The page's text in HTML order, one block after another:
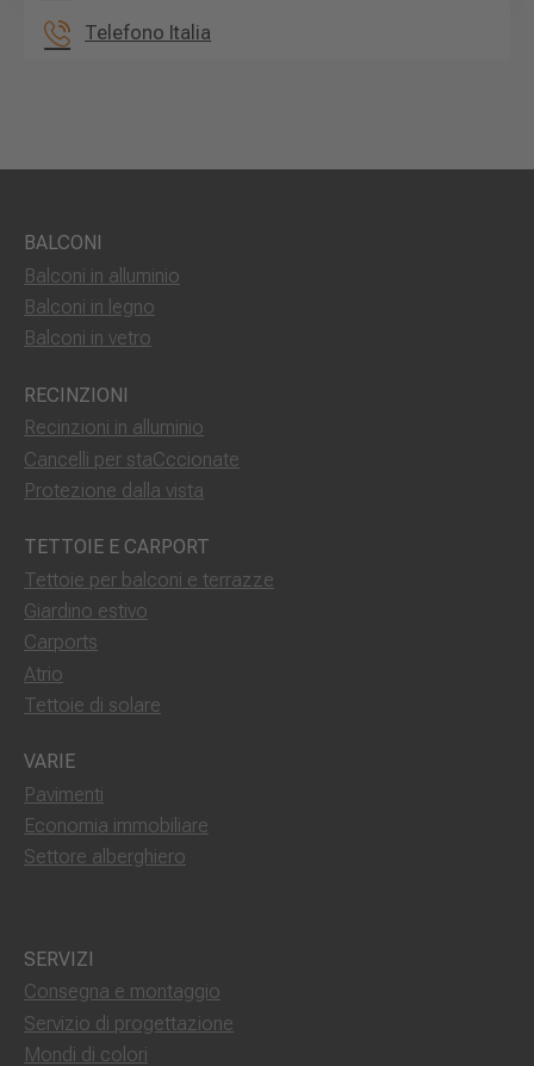
Telefono Italia
BALCONI
Balconi in alluminio
Balconi in legno
Balconi in vetro
RECINZIONI
Recinzioni in alluminio
Cancelli per staCccionate
Protezione dalla vista
TETTOIE E CARPORT
Tettoie per balconi e terrazze
Giardino estivo
Carports
Atrio
Tettoie di solare
VARIE
Pavimenti
Economia immobiliare
Settore alberghiero
SERVIZI
Consegna e montaggio
Servizio di progettazione
Mondi di colori